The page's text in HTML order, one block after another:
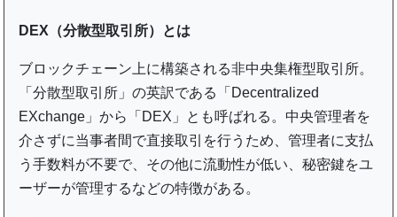
DEX（分散型取引所）とは
ブロックチェーン上に構築される非中央集権型取引所。
「分散型取引所」の英訳である「Decentralized
EXchange」から「DEX」とも呼ばれる。中央管理者を
介さずに当事者間で直接取引を行うため、管理者に支払
う手数料が不要で、その他に流動性が低い、秘密鍵をユ
ーザーが管理するなどの特徴がある。